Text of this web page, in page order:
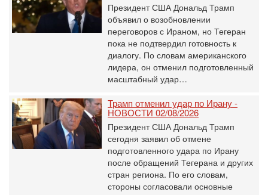
Президент США Дональд Трамп
объявил о возобновлении
переговоров с Ираном, но Тегеран
пока не подтвердил готовность к
диалогу. По словам американского
лидера, он отменил подготовленный
масштабный удар…
Трамп отменил удар по Ирану -
НОВОСТИ 02/08/2026
Президент США Дональд Трамп
сегодня заявил об отмене
подготовленного удара по Ирану
после обращений Тегерана и других
стран региона. По его словам,
стороны согласовали основные